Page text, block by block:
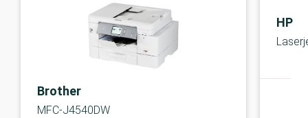
Brother
MFC-J4540DW
HP